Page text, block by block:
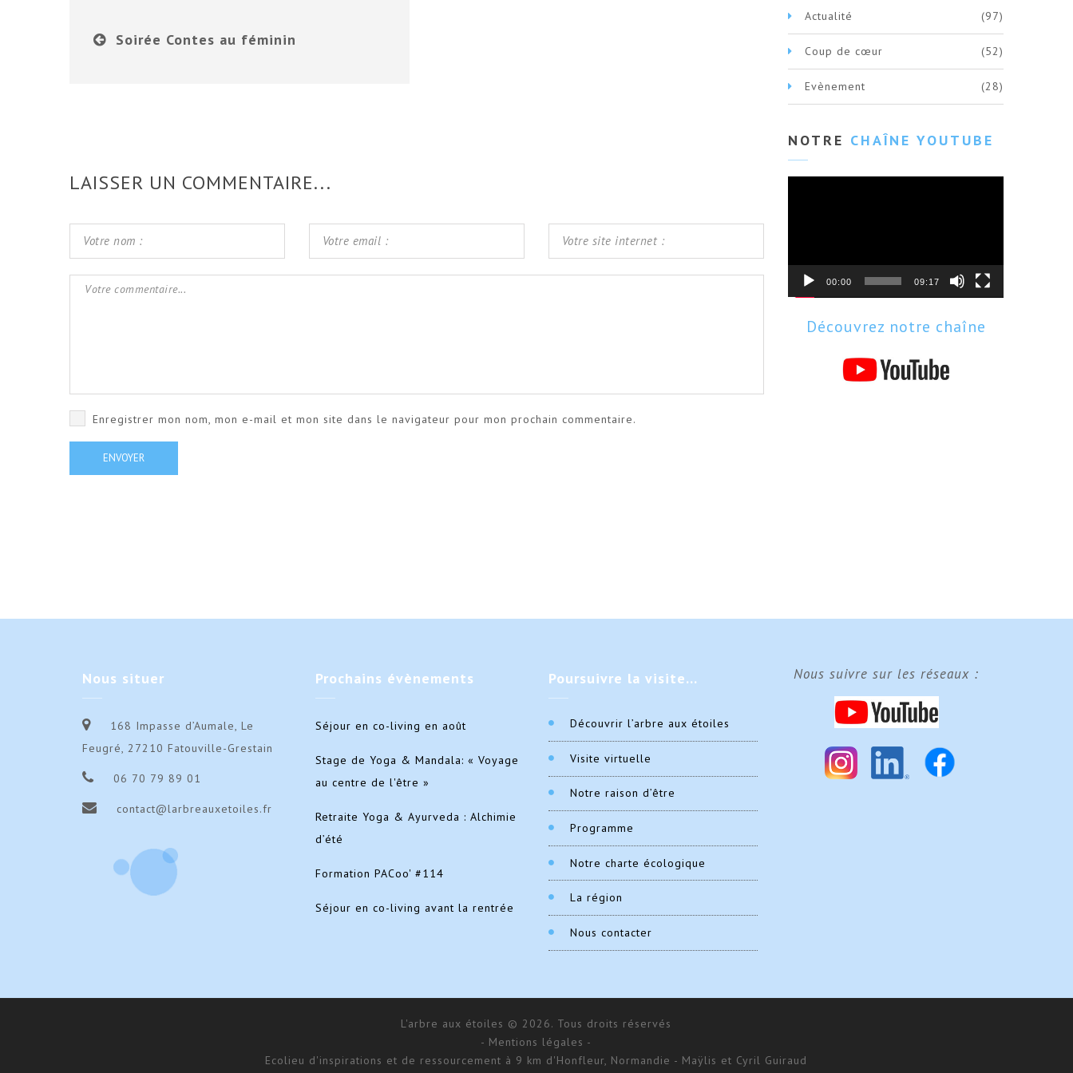
Soirée Contes au féminin
LAISSER UN COMMENTAIRE...
Enregistrer mon nom, mon e-mail et mon site dans le navigateur pour mon prochain commentaire.
Actualité (97)
Coup de cœur (52)
Evènement (28)
NOTRE CHAÎNE YOUTUBE
00:00 09:17
Découvrez notre chaîne
Nous situer
168 Impasse d’Aumale, Le
Feugré, 27210 Fatouville-Grestain
06 70 79 89 01
contact@larbreauxetoiles.fr
Prochains évènements
Séjour en co-living en août
Stage de Yoga & Mandala: « Voyage
au centre de l'être »
Retraite Yoga & Ayurveda : Alchimie
d’été
Formation PACoo' #114
Séjour en co-living avant la rentrée
Poursuivre la visite…
Découvrir l’arbre aux étoiles
Visite virtuelle
Notre raison d’être
Programme
Notre charte écologique
La région
Nous contacter
Nous suivre sur les réseaux :
L'arbre aux étoiles © 2026. Tous droits réservés
- Mentions légales -
Ecolieu d'inspirations et de ressourcement à 9 km d'Honfleur, Normandie - Maÿlis et Cyril Guiraud